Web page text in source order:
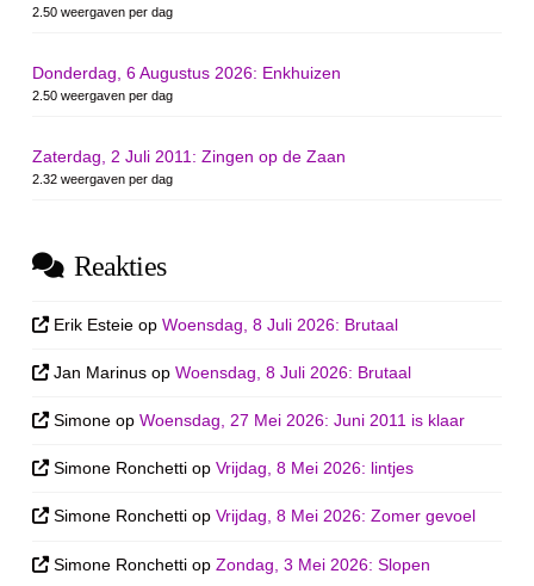
2.50 weergaven per dag
Donderdag, 6 Augustus 2026: Enkhuizen
2.50 weergaven per dag
Zaterdag, 2 Juli 2011: Zingen op de Zaan
2.32 weergaven per dag
Reakties
Erik Esteie opWoensdag, 8 Juli 2026: Brutaal
Jan Marinus opWoensdag, 8 Juli 2026: Brutaal
Simone opWoensdag, 27 Mei 2026: Juni 2011 is klaar
Simone Ronchetti opVrijdag, 8 Mei 2026: lintjes
Simone Ronchetti opVrijdag, 8 Mei 2026: Zomer gevoel
Simone Ronchetti opZondag, 3 Mei 2026: Slopen